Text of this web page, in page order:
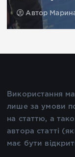
Автор
Використання
лише за умови
на статтю, а
автора статті
має бути